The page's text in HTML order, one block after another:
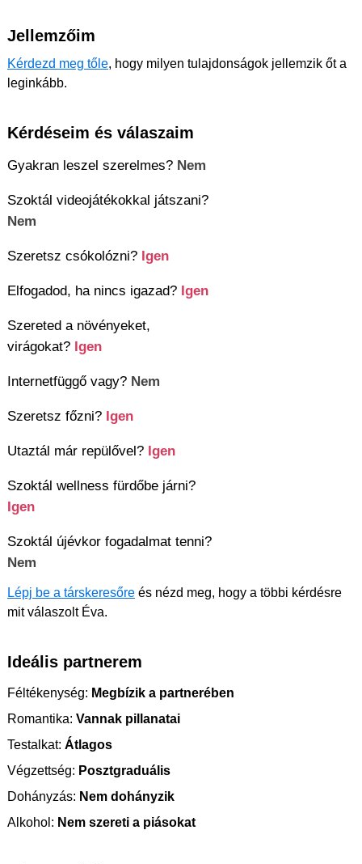
Jellemzőim
Kérdezd meg tőle, hogy milyen tulajdonságok jellemzik őt a
leginkább.
Kérdéseim és válaszaim
Gyakran leszel szerelmes? Nem
Szoktál videojátékokkal játszani?
Nem
Szeretsz csókolózni? Igen
Elfogadod, ha nincs igazad? Igen
Szereted a növényeket,
virágokat? Igen
Internetfüggő vagy? Nem
Szeretsz főzni? Igen
Utaztál már repülővel? Igen
Szoktál wellness fürdőbe járni?
Igen
Szoktál újévkor fogadalmat tenni?
Nem
Lépj be a társkeresőre és nézd meg, hogy a többi kérdésre
mit válaszolt Éva.
Ideális partnerem
Féltékenység: Megbízik a partnerében
Romantika: Vannak pillanatai
Testalkat: Átlagos
Végzettség: Posztgraduális
Dohányzás: Nem dohányzik
Alkohol: Nem szereti a piásokat